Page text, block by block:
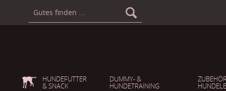
HUNDEFUTTER
& SNACK
DUMMY- &
HUNDETRAINING